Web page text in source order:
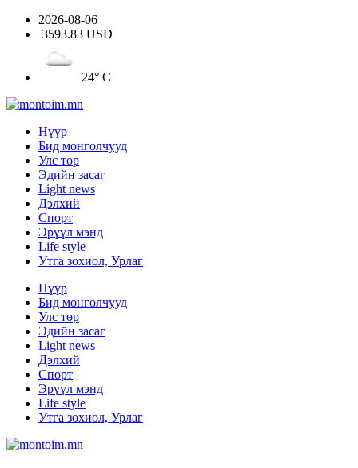
2026-08-06
3593.83 USD
24° C
Нүүр
Бид монголчууд
Улс төр
Эдийн засаг
Light news
Дэлхий
Спорт
Эрүүл мэнд
Life style
Утга зохиол, Урлаг
Нүүр
Бид монголчууд
Улс төр
Эдийн засаг
Light news
Дэлхий
Спорт
Эрүүл мэнд
Life style
Утга зохиол, Урлаг